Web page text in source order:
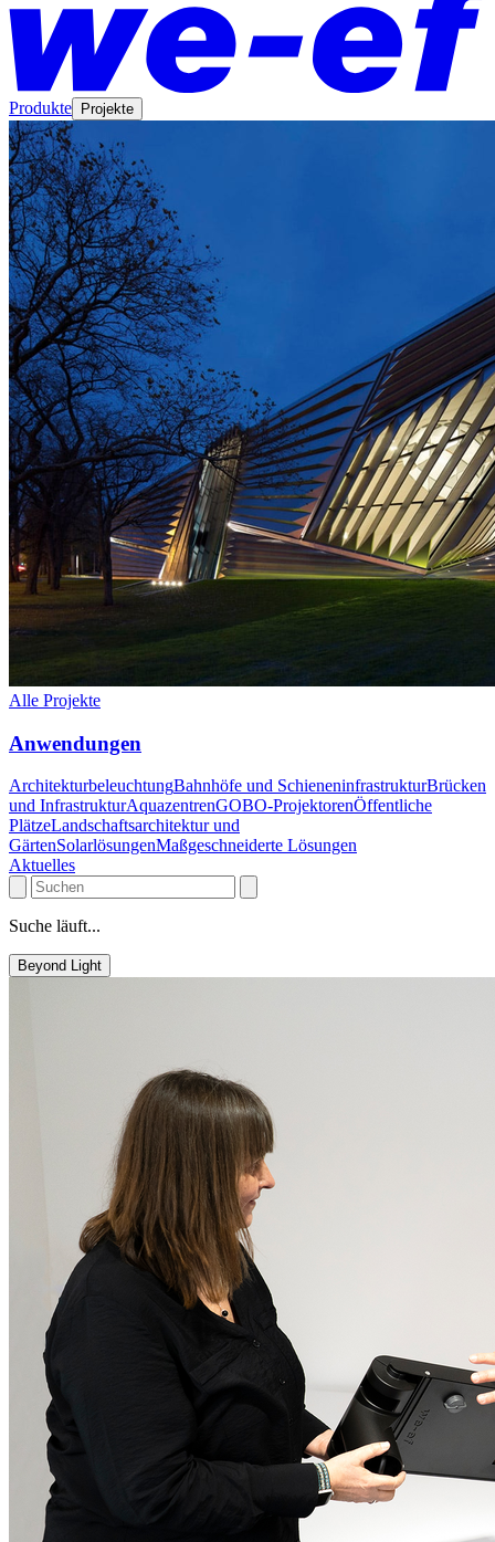
Produkte Projekte
Alle Projekte
Anwendungen
ArchitekturbeleuchtungBahnhöfe und SchieneninfrastrukturBrücken
und InfrastrukturAquazentrenGOBO-ProjektorenÖffentliche
PlätzeLandschaftsarchitektur und
GärtenSolarlösungenMaßgeschneiderte Lösungen
Aktuelles
Suche läuft...
Beyond Light